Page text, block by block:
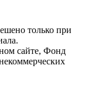
только при
сайте, Фонд